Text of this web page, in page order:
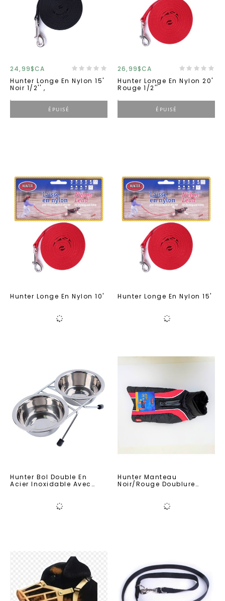
24,99$CA
Hunter Longe En Nylon 15'
Noir 1/2'' ,
ÉPUISÉ
26,99$CA
Hunter Longe En Nylon 20'
Rouge 1/2''
ÉPUISÉ
Hunter Longe En Nylon 10' Hunter Longe En Nylon 15'
Hunter Bol Double En
Acier Inoxidable Avec
Hunter Manteau
Noir/rouge Doublure